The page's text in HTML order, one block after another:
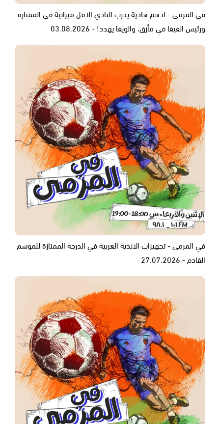
في المرمى - ادهم هادية يدرب النادي الاقل ميزانية في الممتازة
ورئيس الفيفا في مأزق، والويفا يهدد! - 03.08.2026
في المرمى - تجهيزات الاندية العربية في الدرجة الممتازة للموسم
القادم - 27.07.2026